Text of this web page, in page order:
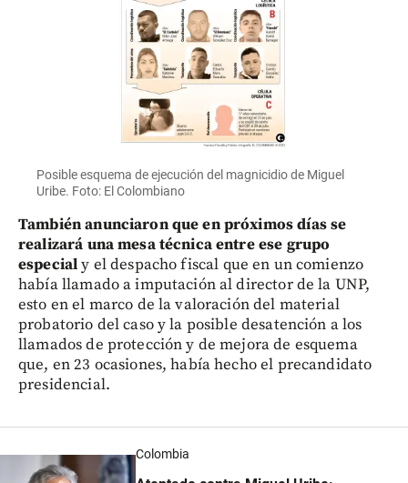
Posible esquema de ejecución del magnicidio de Miguel
Uribe. Foto: El Colombiano
También anunciaron que en próximos días se
realizará una mesa técnica entre ese grupo
especialy el despacho fiscal que en un comienzo
había llamado a imputación al director de la UNP,
esto en el marco de la valoración del material
probatorio del caso y la posible desatención a los
llamados de protección y de mejora de esquema
que, en 23 ocasiones, había hecho el precandidato
presidencial.
Colombia